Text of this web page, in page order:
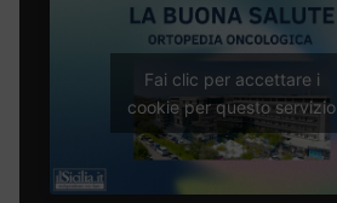
Fai clic per accettare i
cookie per questo servizio